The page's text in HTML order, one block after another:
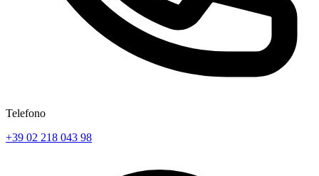
Telefono
+39 02 218 043 98